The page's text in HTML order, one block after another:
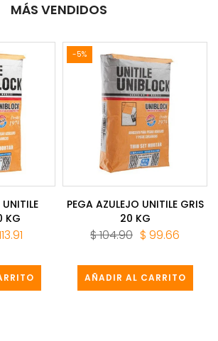
MÁS VENDIDOS
KG
-5%
PEGA AZULEJO UNITILE GRIS
20 KG
$ 104.90 $ 99.66
AÑADIR AL CARRITO